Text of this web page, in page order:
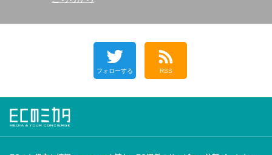
フォローする RSS